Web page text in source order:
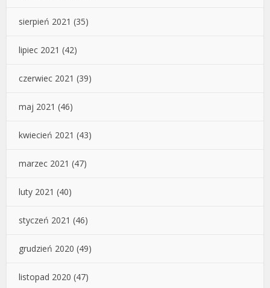
sierpień 2021 (35)
lipiec 2021 (42)
czerwiec 2021 (39)
maj 2021 (46)
kwiecień 2021 (43)
marzec 2021 (47)
luty 2021 (40)
styczeń 2021 (46)
grudzień 2020 (49)
listopad 2020 (47)